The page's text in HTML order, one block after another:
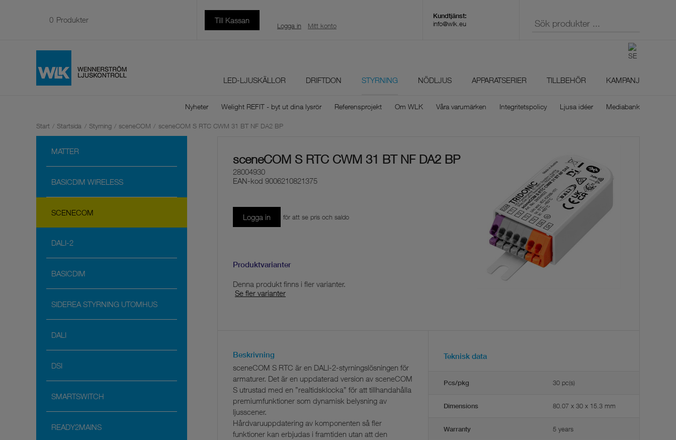
info@wlk.eu
0 Produkter Till Kassan
Logga in Mitt konto
LED-LJUSKÄLLOR DRIFTDON STYRNING
MATTER
BASICDIM WIRELESS
SCENECOM
DALI-2
BASICDIM
SIDEREA STYRNING UTOMHUS
DALI
DSI
SMARTSWITCH
READY2MAINS
NÖDLJUS APPARATSERIER TILLBEHÖR KAMPANJ
Nyheter Welight REFIT - byt ut dina lysrör Referensprojekt Om WLK Våra varumärken Integritetspolicy Ljusa idéer Mediabank
Start / Startsida / Styrning / sceneCOM / sceneCOM S RTC CWM 31 BT NF DA2 BP
sceneCOM S RTC CWM 31 BT NF DA2 BP
28004930
EAN-kod 9006210821375
Logga in för att se pris och saldo
Produktvarianter
Denna produkt finns i fler varianter.
Se fler varianter
Beskrivning
sceneCOM S RTC är en DALI-2-styrningslösningen för
armaturer. Det är en uppdaterad version av sceneCOM
S utrustad med en ”realtidsklocka” för att tillhandahålla
premiumfunktioner som dynamisk belysning av
ljusscener.
Hårdvaruuppdatering av komponenten så fler
funktioner kan erbjudas i framtiden utan att den
Teknisk data
Pcs/pkg 30 pc(s)
Dimensions 80.07 x 30 x 15.3 mm
Warranty 5 years